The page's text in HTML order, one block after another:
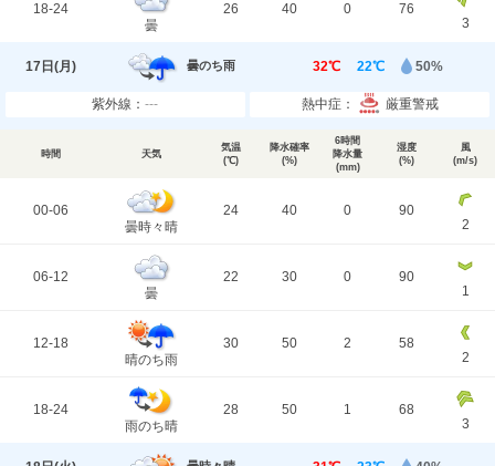
18-24
曇
26 40 0
76
3
17日(月 ) 曇のち雨 32℃ 22℃ 50%
紫外線：--- 熱中症： 厳重警戒
時間 天気
気温
(℃)
降水確率
(%)
6時間
降水量
(mm)
湿度
(%)
風
(m/s)
00-06
曇時々晴
24 40 0
90
2
06-12
曇
22 30 0
90
1
12-18
晴のち雨
30 50 2
58
2
18-24
雨のち晴
28 50 1
68
3